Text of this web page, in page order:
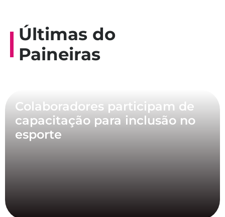
Últimas do
Paineiras
Colaboradores participam de
capacitação para inclusão no
esporte